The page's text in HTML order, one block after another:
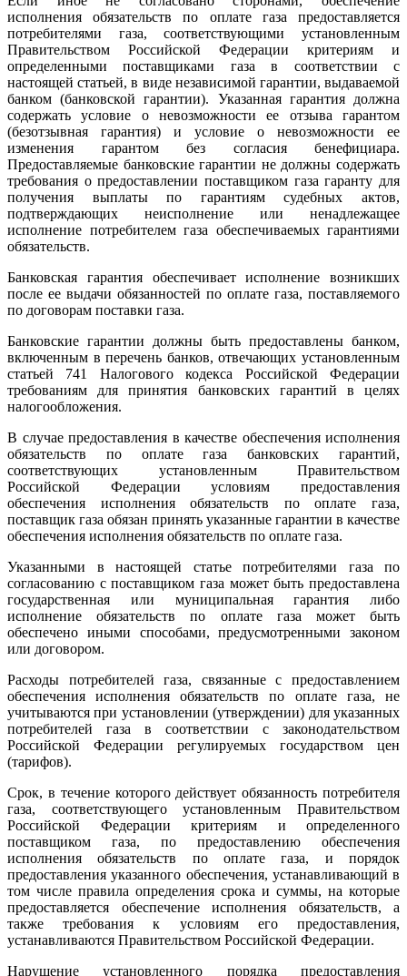
исполнения обязательств по оплате газа предоставляется
потребителями газа, соответствующими установленным
Правительством Российской Федерации критериям и
определенными поставщиками газа в соответствии с
настоящей статьей, в виде независимой гарантии, выдаваемой
банком (банковской гарантии). Указанная гарантия должна
содержать условие о невозможности ее отзыва гарантом
(безотзывная гарантия) и условие о невозможности ее
изменения гарантом без согласия бенефициара.
Предоставляемые банковские гарантии не должны содержать
требования о предоставлении поставщиком газа гаранту для
получения выплаты по гарантиям судебных актов,
подтверждающих неисполнение или ненадлежащее
исполнение потребителем газа обеспечиваемых гарантиями
обязательств.
Банковская гарантия обеспечивает исполнение возникших
после ее выдачи обязанностей по оплате газа, поставляемого
по договорам поставки газа.
Банковские гарантии должны быть предоставлены банком,
включенным в перечень банков, отвечающих установленным
статьей 741 Налогового кодекса Российской Федерации
требованиям для принятия банковских гарантий в целях
налогообложения.
В случае предоставления в качестве обеспечения исполнения
обязательств по оплате газа банковских гарантий,
соответствующих установленным Правительством
Российской Федерации условиям предоставления
обеспечения исполнения обязательств по оплате газа,
поставщик газа обязан принять указанные гарантии в качестве
обеспечения исполнения обязательств по оплате газа.
Указанными в настоящей статье потребителями газа по
согласованию с поставщиком газа может быть предоставлена
государственная или муниципальная гарантия либо
исполнение обязательств по оплате газа может быть
обеспечено иными способами, предусмотренными законом
или договором.
Расходы потребителей газа, связанные с предоставлением
обеспечения исполнения обязательств по оплате газа, не
учитываются при установлении (утверждении) для указанных
потребителей газа в соответствии с законодательством
Российской Федерации регулируемых государством цен
(тарифов).
Срок, в течение которого действует обязанность потребителя
газа, соответствующего установленным Правительством
Российской Федерации критериям и определенного
поставщиком газа, по предоставлению обеспечения
исполнения обязательств по оплате газа, и порядок
предоставления указанного обеспечения, устанавливающий в
том числе правила определения срока и суммы, на которые
предоставляется обеспечение исполнения обязательств, а
также требования к условиям его предоставления,
устанавливаются Правительством Российской Федерации.
Нарушение установленного порядка предоставления